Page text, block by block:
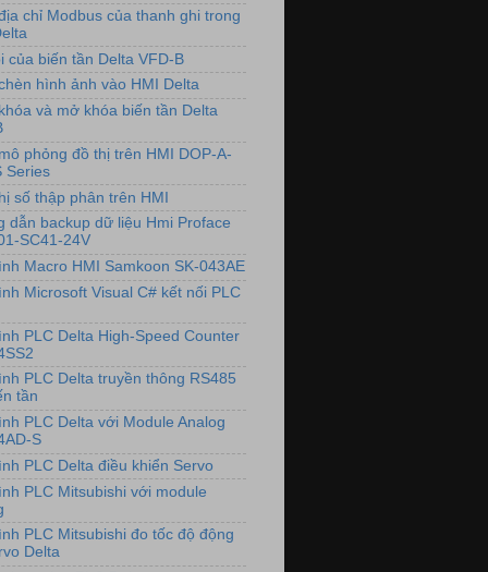
chỉ Modbus của thanh ghi trong
của biến tần Delta VFD-B
hình ảnh vào HMI Delta
và mở khóa biến tần Delta
phỏng đồ thị trên HMI DOP-A-
Series
số thập phân trên HMI
dẫn backup dữ liệu Hmi Proface
SC41-24V
Macro HMI Samkoon SK-043AE
Microsoft Visual C# kết nối PLC
PLC Delta High-Speed Counter
PLC Delta truyền thông RS485
tần
PLC Delta với Module Analog
S
PLC Delta điều khiển Servo
PLC Mitsubishi với module
PLC Mitsubishi đo tốc độ động
Delta